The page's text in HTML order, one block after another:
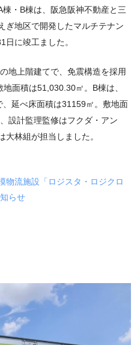
・B棟は、阪急阪神不動産と三
ぎ地区で開発したマルチテナン
日に竣工ました。
地上階建てで、免震構造を採用
面積は51,030.30㎡。B棟は、
延べ床面積は31159㎡。敷地面
設計監理監修はフクダ・アン
大林組が担当しました。
物流施設「ロジスタ・ロジクロ
らせ